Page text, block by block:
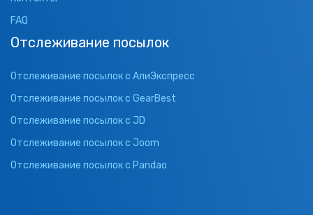
FAQ
Отслеживание посылок
Отслеживание посылок с АлиЭкспресс
Отслеживание посылок с GearBest
Отслеживание посылок с JD
Отслеживание посылок с Joom
Отслеживание посылок с Pandao